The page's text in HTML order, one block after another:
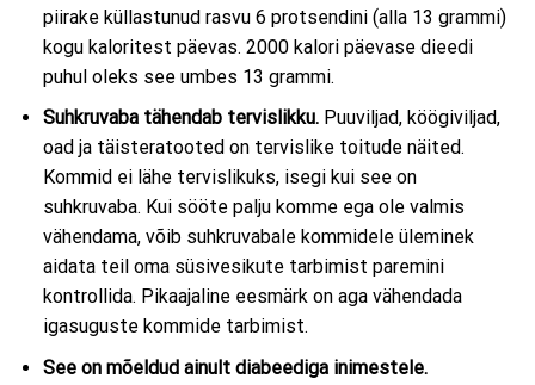
piirake küllastunud rasvu 6 protsendini (alla 13 grammi)
kogu kaloritest päevas. 2000 kalori päevase dieedi
puhul oleks see umbes 13 grammi.
Suhkruvaba tähendab tervislikku.Puuviljad, köögiviljad,
oad ja täisteratooted on tervislike toitude näited.
Kommid ei lähe tervislikuks, isegi kui see on
suhkruvaba. Kui sööte palju komme ega ole valmis
vähendama, võib suhkruvabale kommidele üleminek
aidata teil oma süsivesikute tarbimist paremini
kontrollida. Pikaajaline eesmärk on aga vähendada
igasuguste kommide tarbimist.
See on mõeldud ainult diabeediga inimestele.